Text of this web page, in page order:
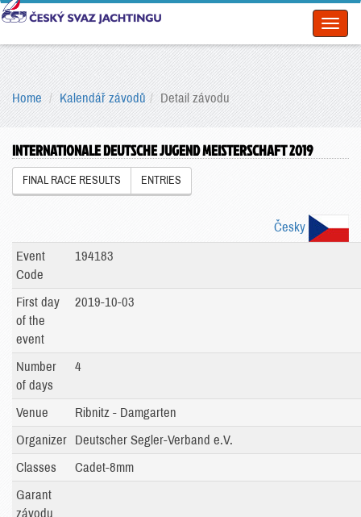
Home Kalendář závodů Detail závodu
INTERNATIONALE DEUTSCHE JUGEND MEISTERSCHAFT 2019
FINAL RACE RESULTS ENTRIES
Česky
Event
Code
194183
First day
of the
event
2019-10-03
Number
of days
4
Venue
Ribnitz - Damgarten
Organizer
Deutscher Segler-Verband e.V.
Classes
Cadet-8mm
Garant
závodu